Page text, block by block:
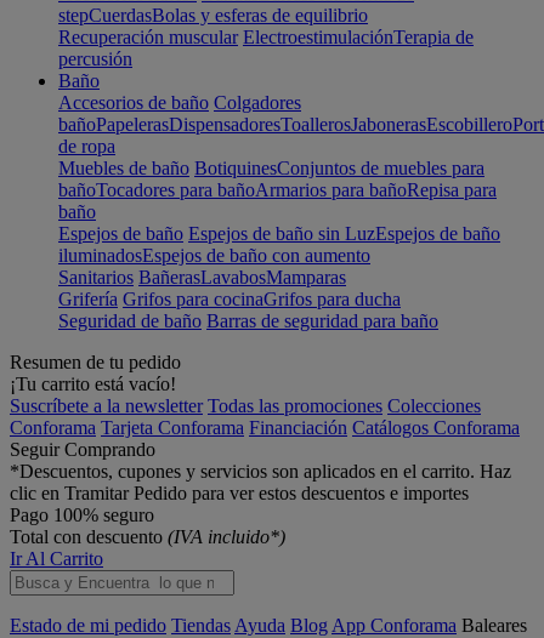
stepCuerdasBolas y esferas de equilibrio
Recuperación muscular ElectroestimulaciónTerapia de
percusión
Baño
Accesorios de baño Colgadores
bañoPapelerasDispensadoresToallerosJabonerasEscobillero
de ropa
Muebles de baño BotiquinesConjuntos de muebles para
bañoTocadores para bañoArmarios para bañoRepisa para
baño
Espejos de baño Espejos de baño sin LuzEspejos de baño
iluminadosEspejos de baño con aumento
Sanitarios BañerasLavabosMamparas
Grifería Grifos para cocinaGrifos para ducha
Seguridad de baño Barras de seguridad para baño
Resumen de tu pedido
¡Tu carrito está vacío!
Suscríbete a la newsletter Todas las promociones Colecciones
Conforama Tarjeta Conforama Financiación Catálogos Conforama
Seguir Comprando
*Descuentos, cupones y servicios son aplicados en el carrito. Haz
clic en Tramitar Pedido para ver estos descuentos e importes
Pago 100% seguro
Total con descuento (IVA incluido*)
Ir Al Carrito
Estado de mi pedido Tiendas Ayuda Blog App Conforama Baleares